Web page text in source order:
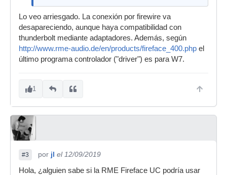
Lo veo arriesgado. La conexión por firewire va
desapareciendo, aunque haya compatibilidad con
thunderbolt mediante adaptadores. Además, según
http://www.rme-audio.de/en/products/fireface_400.php el
último programa controlador ("driver") es para W7.
1
#3 por jl el 12/09/2019
Hola, ¿alguien sabe si la RME Fireface UC podría usar